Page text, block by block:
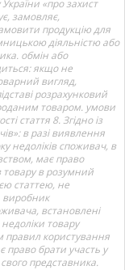
України «про захист
замовляє,
продукцію для
діяльністю або
обмін або
якщо не
вигляд,
розрахунковий
товаром. умови
стаття 8. Згідно із
в разі виявлення
недоліків споживач, в
має право
товару в розумний
статтею, не
виробник
встановлені
товару
користування
право брати участь у
представника.